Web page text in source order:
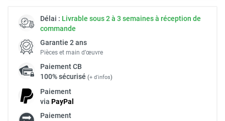
Délai : Livrable sous 2 à 3 semaines à réception de
commande
Garantie 2 ans
Pièces et main d’œuvre
PaiementCB
100% sécurisé (+ d'infos)
Paiement
via PayPal
Paiement